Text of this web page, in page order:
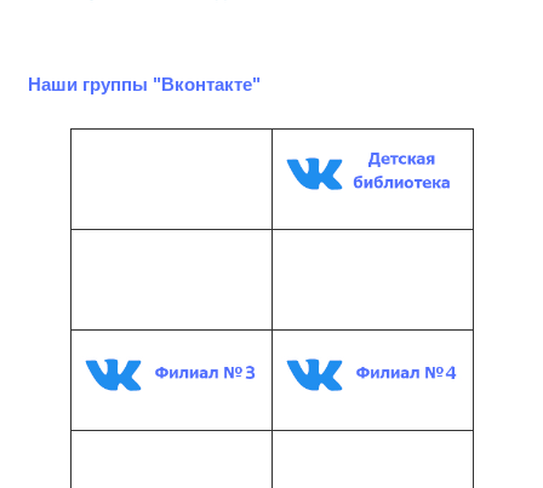
Наши группы "Вконтакте"